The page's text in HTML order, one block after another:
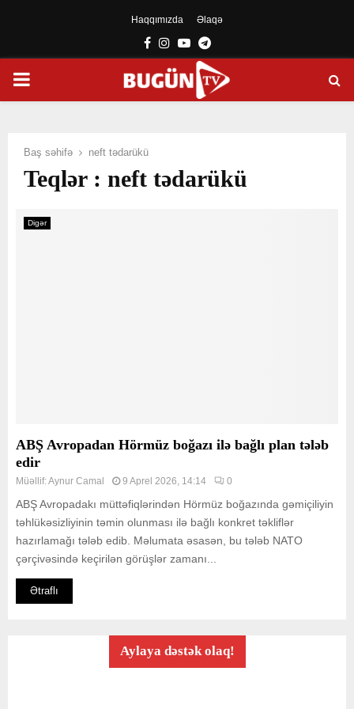
Haqqımızda Əlaqə
Facebook
Instagram
YoutubeTelegram
PRIMARY
Baş səhifə neft tədarükü
Teqlər : neft tədarükü
Digər
ABŞ Avropadan Hörmüz boğazı ilə bağlı plan tələb
edir
Müəllif:Aynur Camal 9 Aprel 2026, 14:14 0
ABŞ Avropadakı müttəfiqlərindən Hörmüz boğazında gəmiçiliyin
təhlükəsizliyinin təmin olunması ilə bağlı konkret təkliflər
hazırlamağı tələb edib. Məlumata əsasən, bu tələb NATO
çərçivəsində keçirilən görüşlər zamanı...
Ətraflı
Aylaya dəstək olaq!